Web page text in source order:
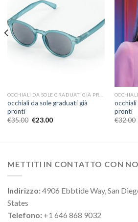
occhiali da sole graduati già
pronti
€35.00 €23.00
occhiali
pronti
€32.00
METTITI IN CONTATTO CON
Indirizzo:4906 Ebbtide Way, San
States
Telefono: +1 646 868 9032